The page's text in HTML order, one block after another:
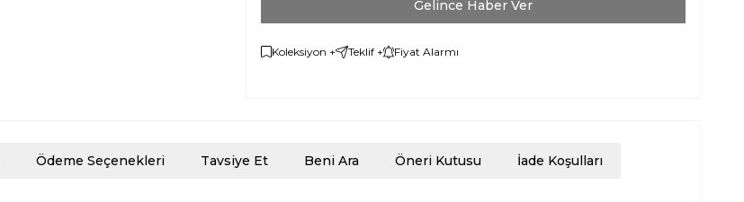
Gelince Haber Ver
Koleksiyon + Teklif + Fiyat Alarmı
Ödeme Seçenekleri Tavsiye Et Beni Ara Öneri Kutusu İade Koşulları